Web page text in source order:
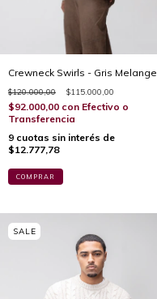
Crewneck Swirls - Gris Melange
$120.000,00 $115.000,00
$92.000,00 con Efectivo o
Transferencia
9 cuotas sin interés de
$12.777,78
COMPRAR